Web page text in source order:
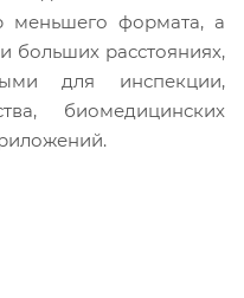
меньшего формата, а
больших расстояниях,
для инспекции,
биомедицинских